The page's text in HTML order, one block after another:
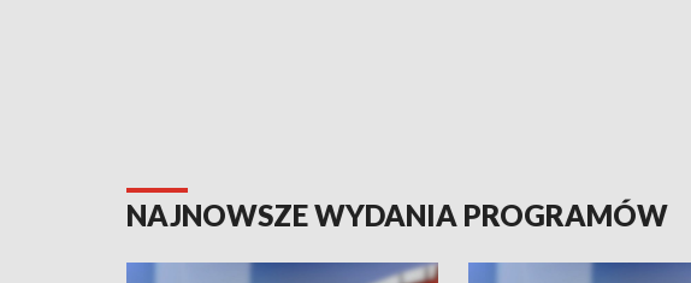
NAJNOWSZE WYDANIA PROGRAMÓW